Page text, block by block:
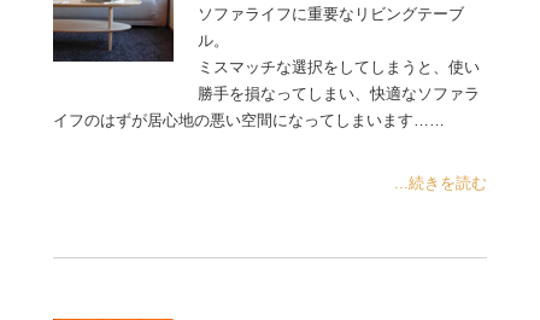
ソファライフに重要なリビングテーブ
ル。
ミスマッチな選択をしてしまうと、使い
勝手を損なってしまい、快適なソファラ
イフのはずが居心地の悪い空間になってしまいます……
...続きを読む